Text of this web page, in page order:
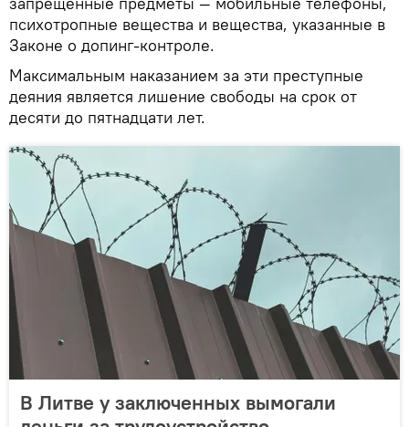
психотропные вещества и вещества, указанные в
Законе о допинг-контроле.
Максимальным наказанием за эти преступные
деяния является лишение свободы на срок от
десяти до пятнадцати лет.
В Литве у заключенных вымогали